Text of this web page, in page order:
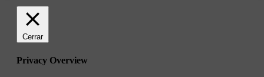
Cerrar
Privacy Overview